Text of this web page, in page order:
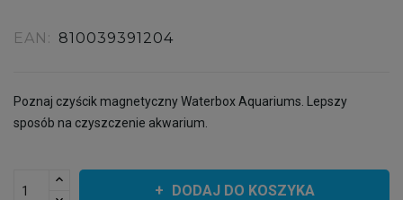
EAN: 810039391204
Poznaj czyścik magnetyczny Waterbox Aquariums. Lepszy
sposób na czyszczenie akwarium.
DODAJ DO KOSZYKA